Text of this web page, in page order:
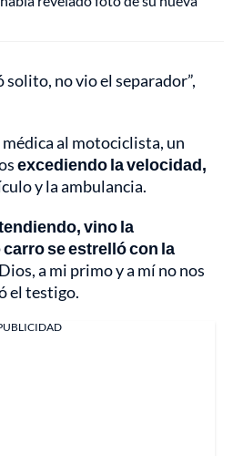
no vio el separador”,
al motociclista, un
excediendo la velocidad,
y la ambulancia.
vino la
se estrelló con la
a mi primo y a mí no nos
el testigo.